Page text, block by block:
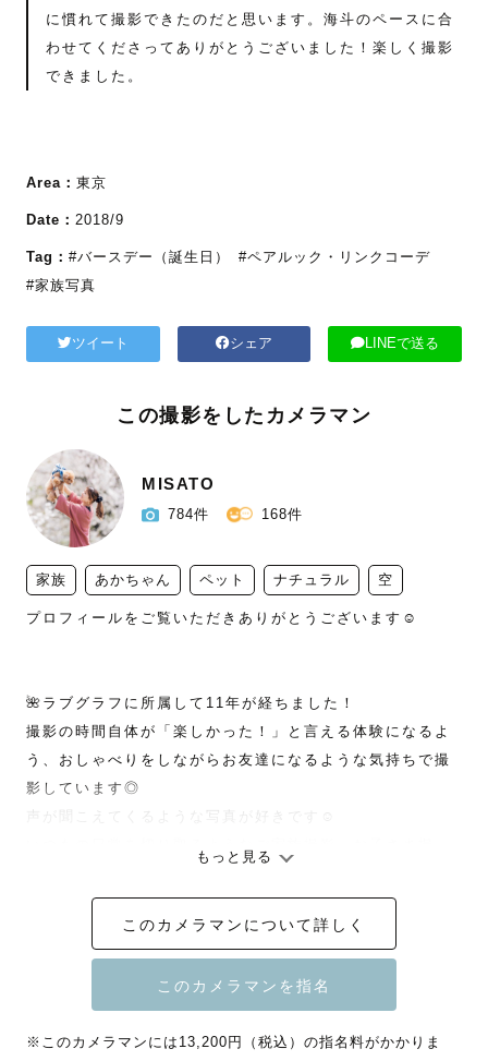
に慣れて撮影できたのだと思います。海斗のペースに合
わせてくださってありがとうございました！楽しく撮影
できました。
Area： 東京
Date： 2018/9
Tag： #バースデー（誕生日）
#ペアルック・リンクコーデ
#家族写真
ツイート シェア LINEで送る
この撮影をしたカメラマン
MISATO
784件 168件
家族 あかちゃん ペット ナチュラル 空
プロフィールをご覧いただきありがとうございます☺️
🌺ラブグラフに所属して11年が経ちました！
撮影の時間自体が「楽しかった！」と言える体験になるよ
う、おしゃべりをしながらお友達になるような気持ちで撮
影しています◎
声が聞こえてくるような写真が好きです☺️
人見知りのお子さまでも仲良くなれることが多いです☻
わんちゃんと一緒に暮らしています🐶
カメラマンが本業です◎
全国どこへでもそのハッピー切り取りに行きます！✈️
もっと見る
このカメラマンについて詳しく
※このカメラマンには13,200円（税込）の指名料がかかりま